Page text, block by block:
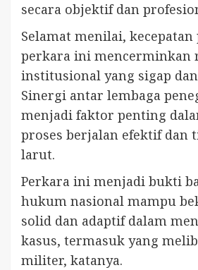
secara objektif dan
Selamat menilai, kecepatan
perkara ini mencerminkan
institusional yang sigap
Sinergi antar lembaga
menjadi faktor penting
proses berjalan efektif dan
larut.
Perkara ini menjadi bukti
hukum nasional mampu
solid dan adaptif dalam
kasus, termasuk yang
militer, katanya.